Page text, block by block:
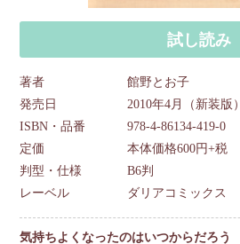
試し読み
著者
館野とお子
発売日
2010年4月（新装版）
ISBN・品番
978-4-86134-419-0
定価
本体価格600円+税
判型・仕様
B6判
レーベル
ダリアコミックス
気持ちよくなったのはいつからだろう